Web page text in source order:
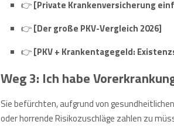
👉[Private Krankenversicherung
👉[Der große PKV-Vergleich 2026]
👉[PKV + Krankentagegeld:
Weg 3: Ich habe
Sie befürchten, aufgrund von
oder horrende Risikozuschläge zahlen zu